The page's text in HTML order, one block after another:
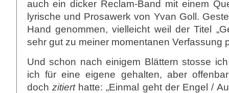
auch ein dicker Reclam-Band mit einem
lyrische und Prosawerk von Yvan Goll.
Hand genommen, vielleicht weil der Titel
sehr gut zu meiner momentanen Verfassung
Und schon nach einigem Blättern stosse
ich für eine eigene gehalten, aber offenbar
doch zitierthatte: „Einmal geht der Engel /